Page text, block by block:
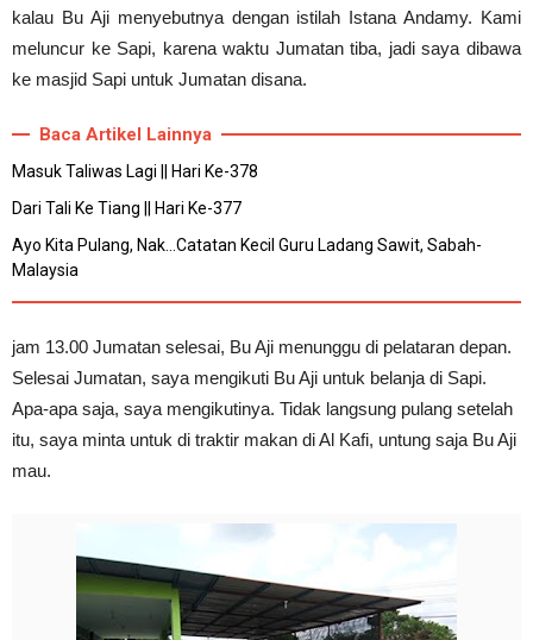
kalau Bu Aji menyebutnya dengan istilah Istana Andamy. Kami
meluncur ke Sapi, karena waktu Jumatan tiba, jadi saya dibawa
ke masjid Sapi untuk Jumatan disana.
Baca Artikel Lainnya
Masuk Taliwas Lagi || Hari Ke-378
Dari Tali Ke Tiang || Hari Ke-377
Ayo Kita Pulang, Nak...Catatan Kecil Guru Ladang Sawit, Sabah-
Malaysia
jam 13.00 Jumatan selesai, Bu Aji menunggu di pelataran depan.
Selesai Jumatan, saya mengikuti Bu Aji untuk belanja di Sapi.
Apa-apa saja, saya mengikutinya. Tidak langsung pulang setelah
itu, saya minta untuk di traktir makan di Al Kafi, untung saja Bu Aji
mau.